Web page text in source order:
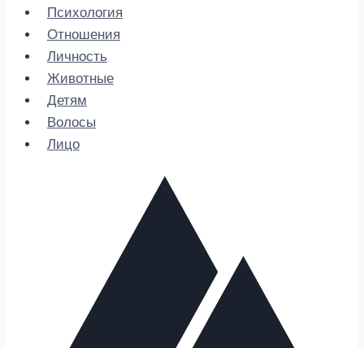
Психология
Отношения
Личность
Животные
Детям
Волосы
Лицо